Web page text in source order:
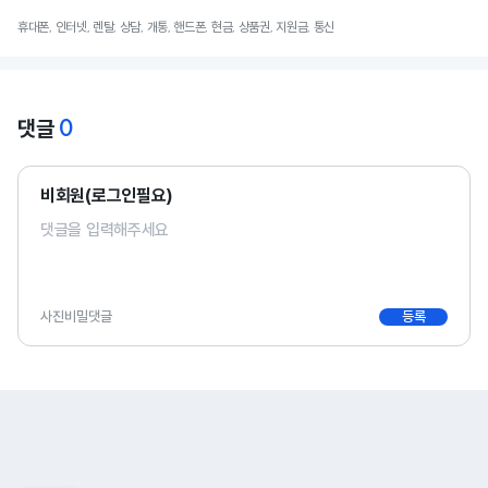
휴대폰, 인터넷, 렌탈, 상담, 개통, 핸드폰, 현금, 상품권, 지원금, 통신
댓글 0
비회원(로그인필요)
사진비밀댓글 등록